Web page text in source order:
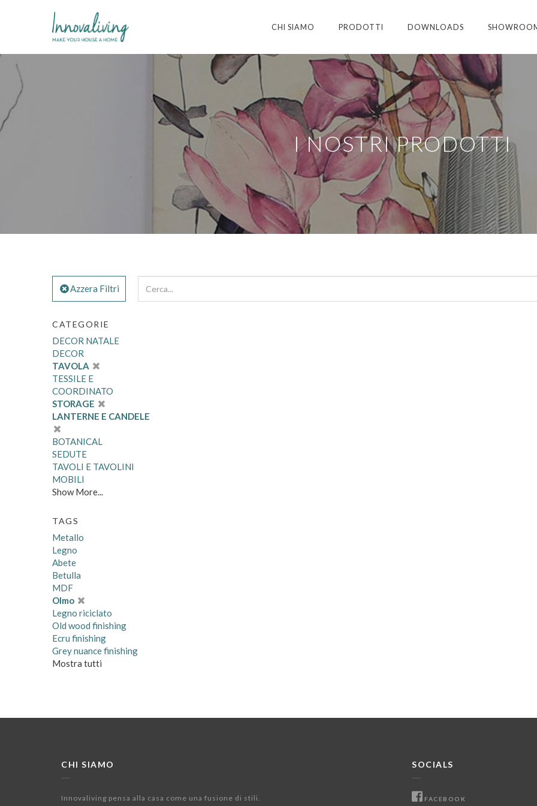
CHI SIAMO PRODOTTI DOWNLOADS
I NOSTRI PRODOTTI
Azzera Filtri
CATEGORIE
DECOR NATALE
DECOR
TAVOLA
TESSILE E
COORDINATO
STORAGE
LANTERNE E CANDELE
BOTANICAL
SEDUTE
TAVOLI E TAVOLINI
MOBILI
Show More...
TAGS
Metallo
Legno
Abete
Betulla
MDF
Olmo
Legno riciclato
Old wood finishing
Ecru finishing
Grey nuance finishing
Mostra tutti
CHI SIAMO
Innovaliving pensa alla casa come una fusione di stili.
SOCIALS
FACEBOOK